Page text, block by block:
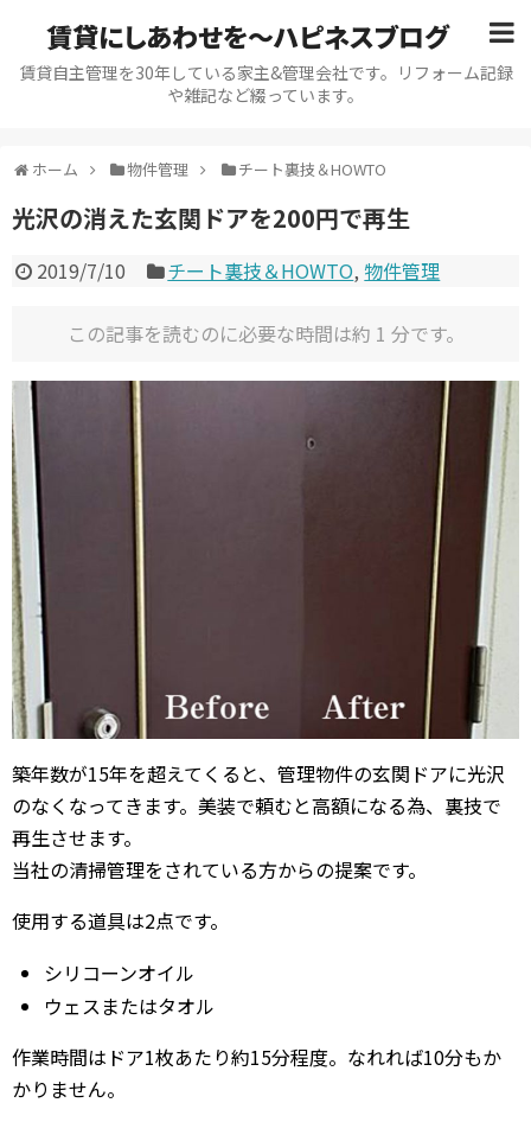
賃貸にしあわせを〜ハピネスブログ
賃貸自主管理を30年している家主&管理会社です。リフォーム記録
や雑記など綴っています。
ホーム 物件管理 チート裏技＆HOWTO
光沢の消えた玄関ドアを200円で再生
2019/7/10 チート裏技＆HOWTO, 物件管理
この記事を読むのに必要な時間は約 1 分です。
築年数が15年を超えてくると、管理物件の玄関ドアに光沢
のなくなってきます。美装で頼むと高額になる為、裏技で
再生させます。
当社の清掃管理をされている方からの提案です。
使用する道具は2点です。
シリコーンオイル
ウェスまたはタオル
作業時間はドア1枚あたり約15分程度。なれれば10分もか
かりません。